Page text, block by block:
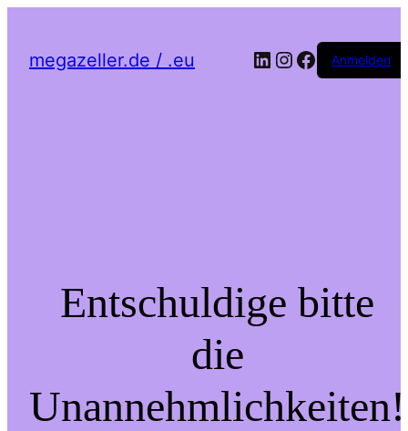
megazeller.de / .eu LinkedIn
Instagram
Facebook
Anmelden
Entschuldige bitte
die
Unannehmlichkeiten!